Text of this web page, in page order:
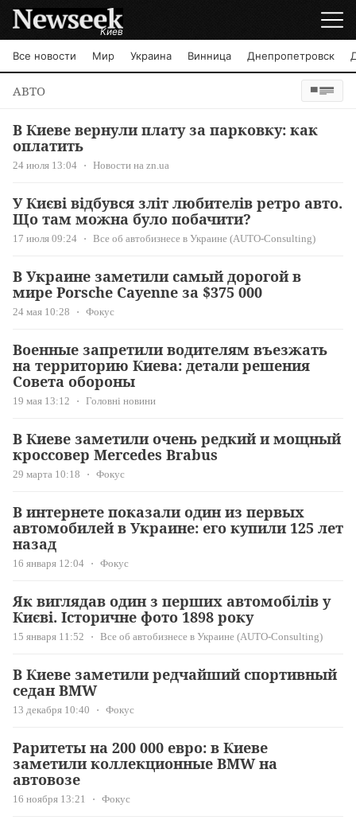
Киев
Все новости Мир Украина Винница Днепропетровск
АВТО
В Киеве вернули плату за парковку: как
оплатить
24 июля 13:04 Новости на zn.ua
У Києві відбувся зліт любителів ретро авто.
Що там можна було побачити?
17 июля 09:24 Все об автобизнесе в Украине (AUTO-Consulting)
В Украине заметили самый дорогой в
мире Porsche Cayenne за $375 000
24 мая 10:28 Фокус
Военные запретили водителям въезжать
на территорию Киева: детали решения
Совета обороны
19 мая 13:12 Головні новини
В Киеве заметили очень редкий и мощный
кроссовер Mercedes Brabus
29 марта 10:18 Фокус
В интернете показали один из первых
автомобилей в Украине: его купили 125 лет
назад
16 января 12:04 Фокус
Як виглядав один з перших автомобілів у
Києві. Історичне фото 1898 року
15 января 11:52 Все об автобизнесе в Украине (AUTO-Consulting)
В Киеве заметили редчайший спортивный
седан BMW
13 декабря 10:40 Фокус
Раритеты на 200 000 евро: в Киеве
заметили коллекционные BMW на
автовозе
16 ноября 13:21 Фокус